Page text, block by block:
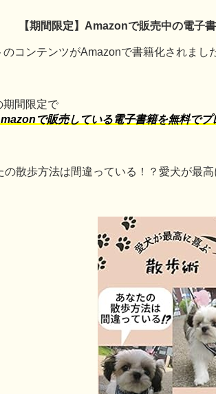
【期間限定】Amazonで販売中の電子
のコンテンツがAmazonで書籍化されまし
期間限定で
で販売している電子書籍を無料でプ
の散歩方法は間違っている！？愛犬が最